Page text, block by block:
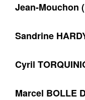
Jean-Mouchon
Sandrine
Cyril
Marcel BOLLE